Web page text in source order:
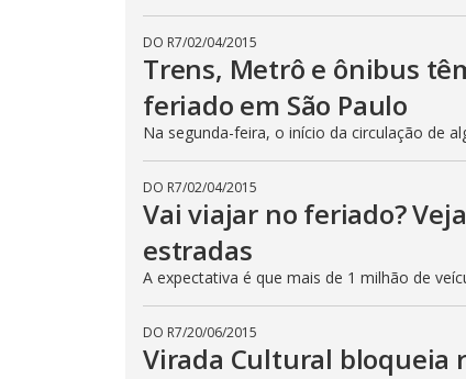
DO R7/02/04/2015
Trens, Metrô e ônibus
feriado em São Paulo
Na segunda-feira, o início da circulação de
DO R7/02/04/2015
Vai viajar no feriado?
estradas
A expectativa é que mais de 1 milhão de
DO R7/20/06/2015
Virada Cultural bloqueia